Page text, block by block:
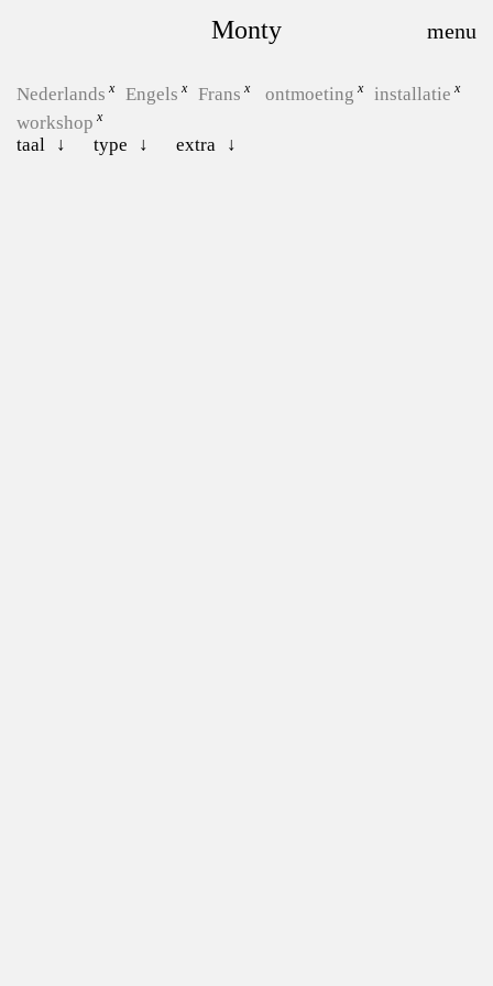
Monty
Nederlands Engels Frans ontmoeting
installatie
workshop
taal
type extra